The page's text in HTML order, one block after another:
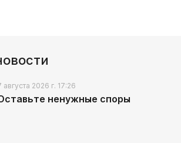
августа 2026 г. 17:26
ненужные споры